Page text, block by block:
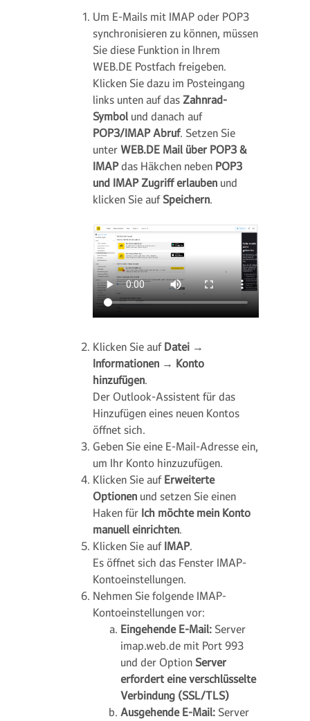
Um E-Mails mit IMAP oder POP3
synchronisieren zu können, müssen
Sie diese Funktion in Ihrem
WEB.DE Postfach freigeben.
Klicken Sie dazu im Posteingang
links unten auf das Zahnrad-
Symbol und danach auf
POP3/IMAP Abruf. Setzen Sie
unter WEB.DE Mail über POP3 &
IMAPdas Häkchen neben POP3
und IMAP Zugriff erlauben und
klicken Sie auf Speichern.
Klicken Sie auf Datei →
Informationen → Konto
hinzufügen.
Der Outlook-Assistent für das
Hinzufügen eines neuen Kontos
öffnet sich.
Geben Sie eine E-Mail-Adresse ein,
um Ihr Konto hinzuzufügen.
Klicken Sie auf Erweiterte
Optionen und setzen Sie einen
Haken für Ich möchte mein Konto
manuell einrichten.
Klicken Sie auf IMAP.
Es öffnet sich das Fenster IMAP-
Kontoeinstellungen.
Nehmen Sie folgende IMAP-
Kontoeinstellungen vor:
Eingehende E-Mail: Server
imap.web.de mit Port 993
und der Option Server
erfordert eine verschlüsselte
Verbindung (SSL/TLS)
Ausgehende E-Mail: Server